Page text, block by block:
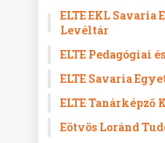
ELTE EKL
Levéltár
ELTE Pedagógiai
ELTE Savaria
ELTE Tanárképző
Eötvös Loránd